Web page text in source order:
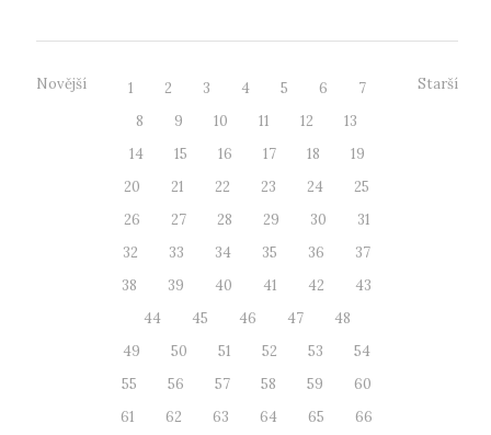
Novější 1 2 3 4 5 6
7
8
9 10 11 12
13
14
15 16 17 18
19
20
21 22 23 24
25
26
27 28 29 30
31
32
33 34 35 36
37
38
39 40 41 42
43
44
45 46 47
48
49
50 51 52 53
54
55
56 57 58 59
60
61
62 63 64 65
66
Starší